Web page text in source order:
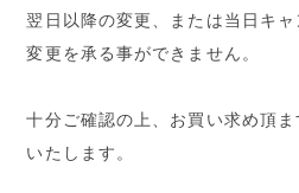
翌日以降の変更、または当日キ
変更を承る事ができません。
十分ご確認の上、お買い求め頂
いたします。